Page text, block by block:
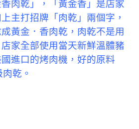
肉乾」， 「黃金香 」 是店家
主打招牌 「肉乾 」 兩個字，
黃金．香肉乾，肉乾不是用
家全部使用當天新鮮溫體豬
進口的烤肉機，好的原料
乾。